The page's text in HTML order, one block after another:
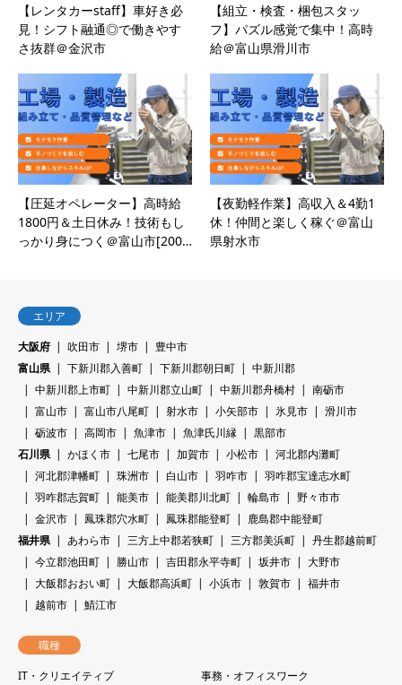
【レンタカーstaff】車好き必
見！シフト融通◎で働きやす
さ抜群＠金沢市
【組立・検査・梱包スタッ
フ】パズル感覚で集中！高時
給＠富山県滑川市
【圧延オペレーター】高時給
1800円＆土日休み！技術もし
っかり身につく＠富山市[200…
【夜勤軽作業】高収入＆4勤1
休！仲間と楽しく稼ぐ＠富山
県射水市
エリア
大阪府
吹田市 堺市
豊中市
富山県
下新川郡入善町 下新川郡朝日町
中新川郡
中新川郡上市町
中新川郡立山町 中新川郡舟橋村
南砺市
富山市
富山市八尾町 射水市 小矢部市 氷見市
滑川市
砺波市
高岡市 魚津市 魚津氏川縁
黒部市
石川県
かほく市 七尾市 加賀市 小松市
河北郡内灘町
河北郡津幡町
珠洲市 白山市 羽咋市
羽咋郡宝達志水町
羽咋郡志賀町
能美市 能美郡川北町 輪島市
野々市市
金沢市
鳳珠郡穴水町 鳳珠郡能登町
鹿島郡中能登町
福井県
あわら市 三方上中郡若狭町 三方郡美浜町
丹生郡越前町
今立郡池田町
勝山市 吉田郡永平寺町 坂井市
大野市
大飯郡おおい町
大飯郡高浜町 小浜市 敦賀市
福井市
越前市
鯖江市
職種
IT・クリエイティブ
事務・オフィスワーク